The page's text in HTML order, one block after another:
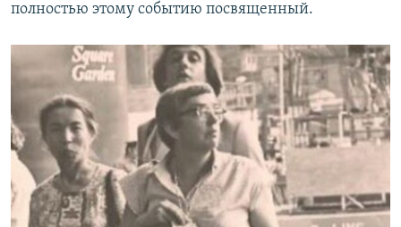
полностью этому событию посвященный.